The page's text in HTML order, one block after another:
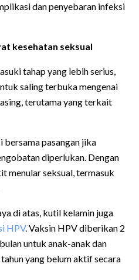
dan penyebaran infeksi
kesehatan seksual
tahap yang lebih serius,
saling terbuka mengenai
terutama yang terkait
bersama pasangan jika
diperlukan. Dengan
menular seksual, termasuk
di atas, kutil kelamin juga
HPV. Vaksin HPV diberikan 2
untuk anak-anak dan
yang belum aktif secara